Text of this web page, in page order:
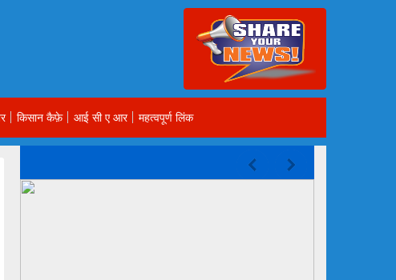
किसान कैफ़े आई सी ए आर महत्वपूर्ण लिंक